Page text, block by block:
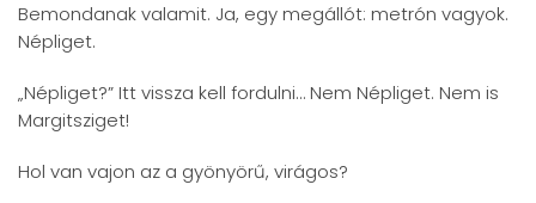
Bemondanak valamit. Ja, egy megállót: metrón vagyok.
Népliget.
„Népliget?” Itt vissza kell fordulni… Nem Népliget. Nem is
Margitsziget!
Hol van vajon az a gyönyörű, virágos?